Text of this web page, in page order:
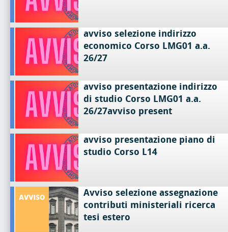
avviso selezione indirizzo
economico Corso LMG01 a.a.
26/27
avviso presentazione indirizzo
di studio Corso LMG01 a.a.
26/27avviso present
avviso presentazione piano di
studio Corso L14
Avviso selezione assegnazione
contributi ministeriali ricerca
tesi estero